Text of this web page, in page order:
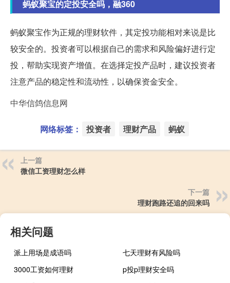
蚂蚁聚宝的定投安全吗，融360
蚂蚁聚宝作为正规的理财软件，其定投功能相对来说是比
较安全的。投资者可以根据自己的需求和风险偏好进行定
投，帮助实现资产增值。在选择定投产品时，建议投资者
注意产品的稳定性和流动性，以确保资金安全。
中华信鸽信息网
网络标签： 投资者 理财产品 蚂蚁
上一篇
微信工资理财怎么样
下一篇
理财跑路还追的回来吗
相关问题
派上用场是成语吗
七天理财有风险吗
3000工资如何理财
p投p理财安全吗